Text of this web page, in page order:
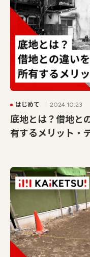
はじめて 2024.10.23
底地とは？借地と
有するメリット・